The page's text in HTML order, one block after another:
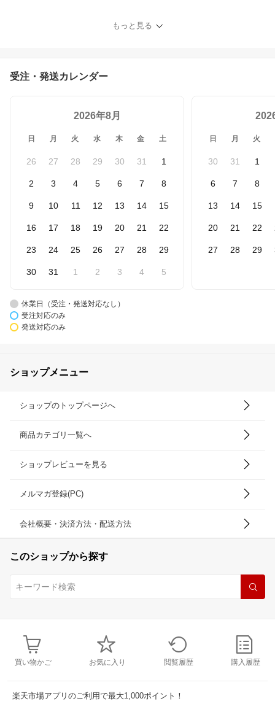
0セット（20本）まで】
もっと見る
受注・発送カレンダー
2026年8月
日 月 火 水 木 金 土
26 27 28 29 30 31 1
2 3 4 5 6 7 8
9 10 11 12 13 14 15
16 17 18 19 20 21 22
23 24 25 26 27 28 29
30 31 1 2 3 4 5
日 月 火
30 31 1
6 7 8
13 14 15
20 21 22
27 28 29
休業日（受注・発送対応なし）
受注対応のみ
発送対応のみ
ショップメニュー
ショップのトップページへ
商品カテゴリ一覧へ
ショップレビューを見る
メルマガ登録(PC)
会社概要・決済方法・配送方法
このショップから探す
買い物かご お気に入り 閲覧履歴 購入履歴
楽天市場アプリのご利用で最大1,000ポイント！